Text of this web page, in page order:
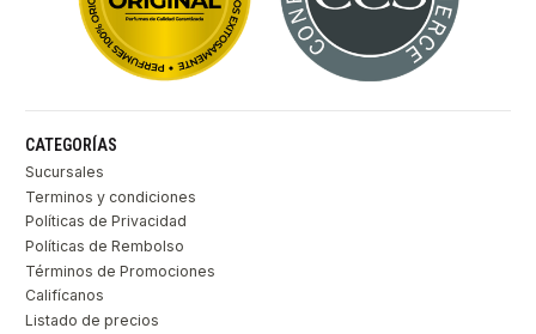
CATEGORÍAS
Sucursales
Terminos y condiciones
Políticas de Privacidad
Políticas de Rembolso
Términos de Promociones
Califícanos
Listado de precios